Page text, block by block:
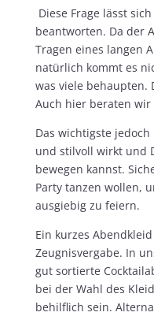
Diese Frage lässt
beantworten. Da der
Tragen eines langen
natürlich kommt es
was viele behaupten.
Auch hier beraten wir
Das wichtigste
und stilvoll wirkt und
bewegen kannst.
Party tanzen wollen,
ausgiebig zu feiern.
Ein kurzes
Zeugnisvergabe. In
gut sortierte
bei der Wahl des
behilflich sein.